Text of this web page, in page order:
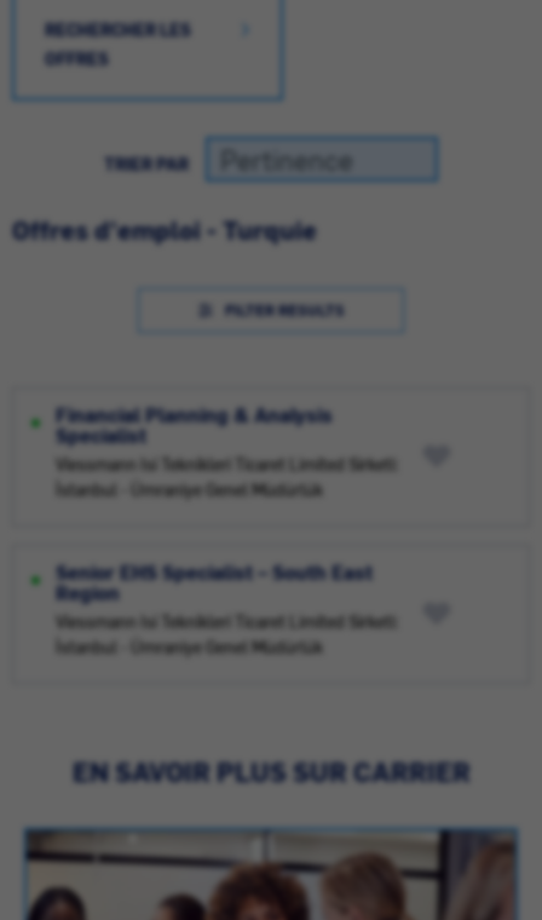
RECHERCHER LES
OFFRES
TRIER PAR
Offres d'emploi - Turquie
FILTER RESULTS
Financial Planning & Analysis
Specialist
Viessmann Isi Teknikleri Ticaret Limited Sirketi:
İstanbul - Ümraniye Genel Müdürlük
Senior EHS Specialist – South East
Region
Viessmann Isi Teknikleri Ticaret Limited Sirketi:
İstanbul - Ümraniye Genel Müdürlük
EN SAVOIR PLUS SUR CARRIER